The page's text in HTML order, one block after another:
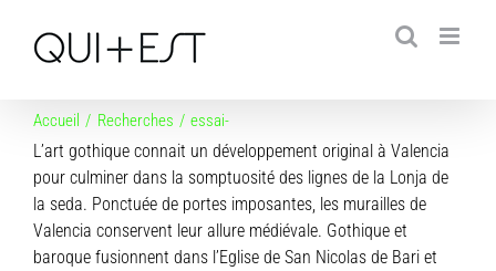
contenu
Accueil Recherches essai-
L’art gothique connait un développement original à Valencia
pour culminer dans la somptuosité des lignes de la Lonja de
la seda. Ponctuée de portes imposantes, les murailles de
Valencia conservent leur allure médiévale. Gothique et
baroque fusionnent dans l’Eglise de San Nicolas de Bari et